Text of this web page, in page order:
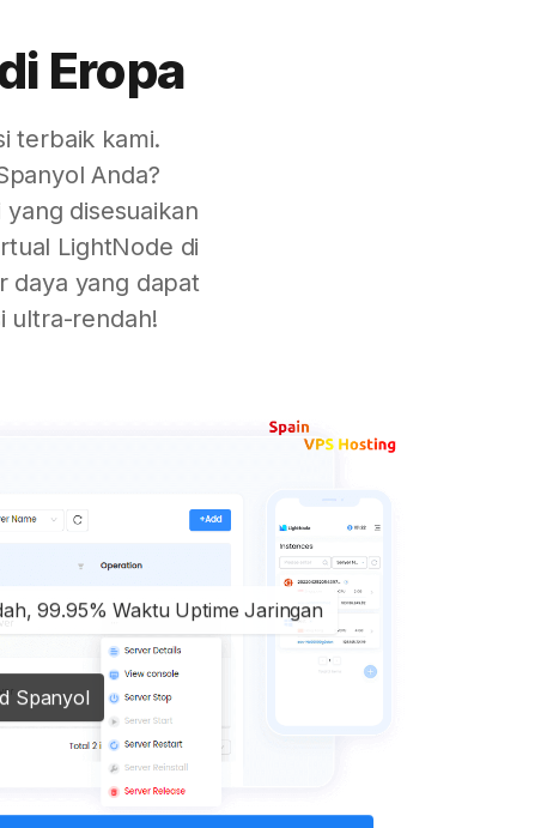
Eropa
terbaik kami.
Anda?
disesuaikan
LightNode di
daya yang dapat
ultra-rendah!
99.95% Waktu Uptime Jaringan
Spanyol